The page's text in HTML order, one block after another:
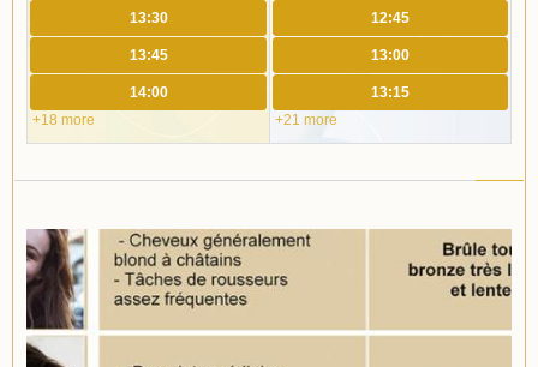
13:30
13:45
14:00
+18 more
12:45
13:00
13:15
+21 more